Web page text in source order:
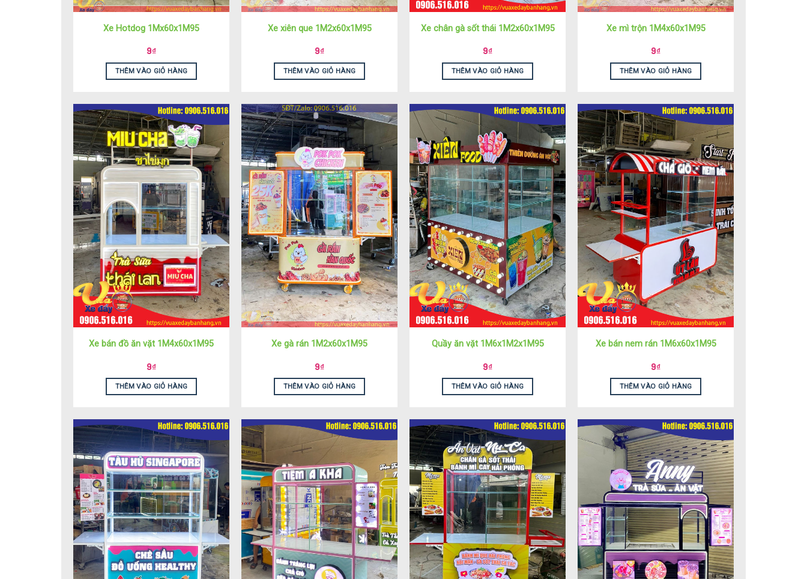
Xe Hotdog 1Mx60x1M95
9₫
THÊM VÀO GIỎ HÀNG
Xe xiên que 1M2x60x1M95
9₫
THÊM VÀO GIỎ HÀNG
Xe chân gà sốt thái 1M2x60x1M95
9₫
THÊM VÀO GIỎ HÀNG
Xe mì trộn 1M4x60x1M95
9₫
THÊM VÀO GIỎ HÀNG
Xe bán đồ ăn vặt 1M4x60x1M95
9₫
THÊM VÀO GIỎ HÀNG
Xe gà rán 1M2x60x1M95
9₫
THÊM VÀO GIỎ HÀNG
Quầy ăn vặt 1M6x1M2x1M95
9₫
THÊM VÀO GIỎ HÀNG
Xe bán nem rán 1M6x60x1M95
9₫
THÊM VÀO GIỎ HÀNG